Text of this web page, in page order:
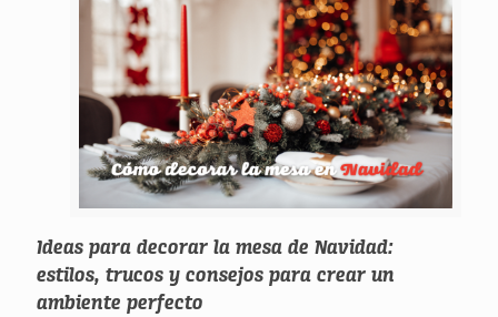
Ideas para decorar la mesa de Navidad:
estilos, trucos y consejos para crear un
ambiente perfecto